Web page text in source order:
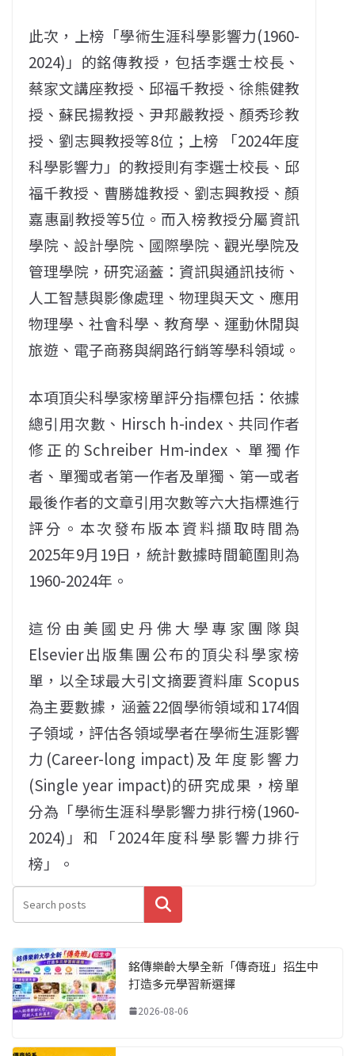
此次，上榜「學術生涯科學影響力(1960-
2024)」的銘傳教授，包括李選士校長、
蔡家文講座教授、邱福千教授、徐熊健教
授、蘇民揚教授、尹邦嚴教授、顏秀珍教
授、劉志興教授等8位；上榜 「2024年度
科學影響力」的教授則有李選士校長、邱
福千教授、曹勝雄教授、劉志興教授、顏
嘉惠副教授等5位。而入榜教授分屬資訊
學院、設計學院、國際學院、觀光學院及
管理學院，研究涵蓋：資訊與通訊技術、
人工智慧與影像處理、物理與天文、應用
物理學、社會科學、教育學、運動休閒與
旅遊、電子商務與網路行銷等學科領域。
本項頂尖科學家榜單評分指標包括：依據
總引用次數、Hirsch h-index、共同作者
修正的Schreiber Hm-index、單獨作
者、單獨或者第一作者及單獨、第一或者
最後作者的文章引用次數等六大指標進行
評分。本次發布版本資料擷取時間為
2025年9月19日，統計數據時間範圍則為
1960-2024年。
這份由美國史丹佛大學專家團隊與
Elsevier出版集團公布的頂尖科學家榜
單，以全球最大引文摘要資料庫 Scopus
為主要數據，涵蓋22個學術領域和174個
子領域，評估各領域學者在學術生涯影響
力(Career-long impact)及年度影響力
(Single year impact)的研究成果，榜單
分為「學術生涯科學影響力排行榜(1960-
2024)」和「2024年度科學影響力排行
榜」。
搜尋
銘傳樂齡大學全新「傳奇班」招生中
打造多元學習新選擇
2026-08-06